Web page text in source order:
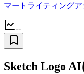
マートライティングア
--
Sketch Logo